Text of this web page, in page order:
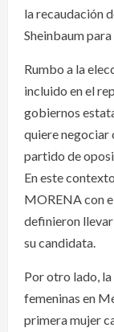
la recaudación
Sheinbaum
Rumbo a la
incluido en el
gobiernos
quiere negociar
partido de
En este
MORENA con
definieron llevar
su candidata.
Por otro lado,
femeninas en
primera mujer